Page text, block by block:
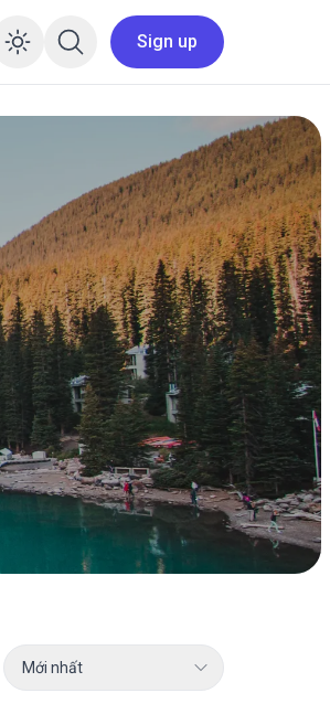
Enable dark mode
Sign up
Mới nhất